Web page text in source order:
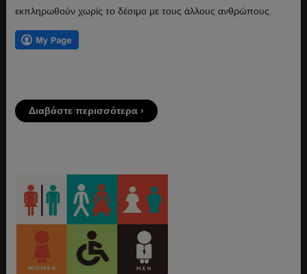
εκπληρωθούν χωρίς το δέσιμο με τους άλλους ανθρώπους.
Διαβάστε περισσότερα ›